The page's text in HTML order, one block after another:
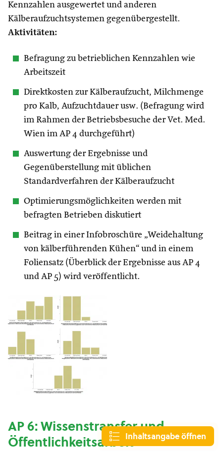
Kennzahlen ausgewertet und anderen
Kälberaufzuchtsystemen gegenübergestellt.
Aktivitäten:
Befragung zu betrieblichen Kennzahlen wie
Arbeitszeit
Direktkosten zur Kälberaufzucht, Milchmenge
pro Kalb, Aufzuchtdauer usw. (Befragung wird
im Rahmen der Betriebsbesuche der Vet. Med.
Wien im AP 4 durchgeführt)
Auswertung der Ergebnisse und
Gegenüberstellung mit üblichen
Standardverfahren der Kälberaufzucht
Optimierungsmöglichkeiten werden mit
befragten Betrieben diskutiert
Beitrag in einer Infobroschüre „Weidehaltung
von kälberführenden Kühen“ und in einem
Foliensatz (Überblick der Ergebnisse aus AP 4
und AP 5) wird veröffentlicht.
AP 6: Wissenstransfer und
ÖffentlichkeitsarbeitInhaltsangabe öffnen